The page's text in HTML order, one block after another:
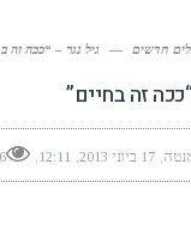
חדשים — גיל נגר – “ככה זה
זה בחיים”
17 ביוני 2013 12:11